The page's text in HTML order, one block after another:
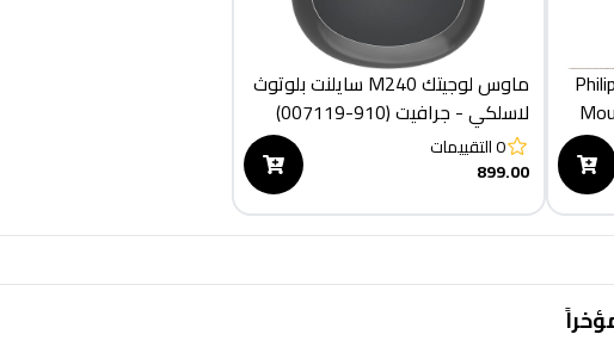
ماوس لوجيتك M240 سايلنت بلوتوث
لاسلكي - جرافيت (910-007119)
0التقييمات
899.00